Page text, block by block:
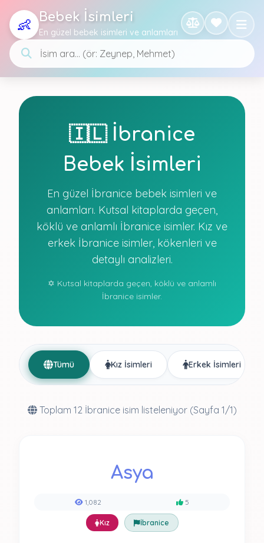
👶 Bebek İsimleri
En güzel bebek isimleri ve anlamları
🇮🇱 İbranice
Bebek İsimleri
En güzel İbranice bebek isimleri ve
anlamları. Kutsal kitaplarda geçen,
köklü ve anlamlı İbranice isimler. Kız ve
erkek İbranice isimler, kökenleri ve
detaylı analizleri.
✡️ Kutsal kitaplarda geçen, köklü ve anlamlı
İbranice isimler.
Tümü Kız İsimleri Erkek İsimleri
Toplam 12 İbranice isim listeleniyor (Sayfa 1/1)
Asya
1,082 5
Kız İbranice